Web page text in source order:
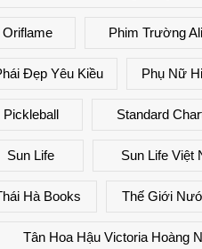
Oriflame Phim Trường
Đẹp Yêu Kiều Phụ Nữ
Pickleball Standard
Sun Life Sun Life Việt
Hà Books Thế Giới
Tân Hoa Hậu Victoria Hoàng